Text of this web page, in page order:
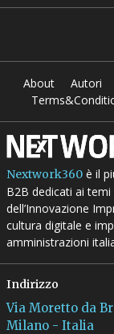
About Autori
Nextwork360è il
B2B dedicati ai
dell’Innovazione
cultura digitale e
amministrazioni
Indirizzo
Via Moretto da
Milano - Italia